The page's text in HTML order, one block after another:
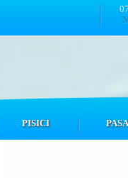
PISICI